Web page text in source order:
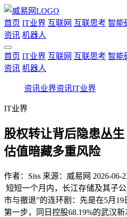
首页 IT业界 互联网 互联思考 智能
资讯 机器人
首页 IT业界 互联网 互联思考 智能
资讯 机器人
资讯业界资讯IT业界
IT业界
股权转让背后隐患丛
估值暗藏多重风险
作者： Siss 来源：威易网 2026-06-
短短一个月内，长江存储及其子
市与撤退”的连环剧：先是在5月
第一步，同日控股68.19%的武汉